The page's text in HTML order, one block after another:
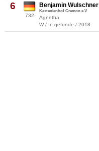
6
732
Benjamin Wulschner
Kastanienhof Cramon e.V
Agnetha
W / -n.gefunde / 2018